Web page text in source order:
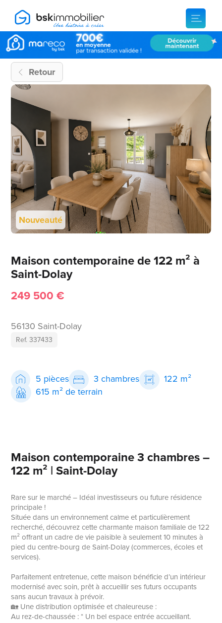
Retour
Nouveauté
Maison contemporaine de 122 m² à
Saint-Dolay
249 500 €
56130 Saint-Dolay
Ref. 337433
5 pièces 3 chambres
122 m²
615 m² de terrain
Maison contemporaine 3 chambres –
122 m² | Saint-Dolay
Rare sur le marché – Idéal investisseurs ou future résidence
principale !
Située dans un environnement calme et particulièrement
recherché, découvrez cette charmante maison familiale de 122
m² offrant un cadre de vie paisible à seulement 10 minutes à
pied du centre-bourg de Saint-Dolay (commerces, écoles et
services).
Parfaitement entretenue, cette maison bénéficie d’un intérieur
modernisé avec soin, prêt à accueillir ses futurs occupants
sans aucun travaux à prévoir.
🏡 Une distribution optimisée et chaleureuse :
Au rez-de-chaussée : * Un bel espace entrée accueillant.